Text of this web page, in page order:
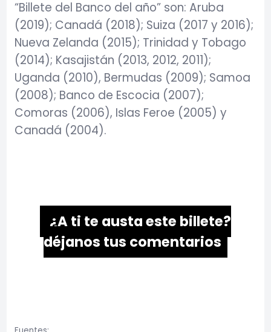
“Billete del Banco del año” son: Aruba
(2019); Canadá (2018); Suiza (2017 y 2016);
Nueva Zelanda (2015); Trinidad y Tobago
(2014); Kasajistán (2013, 2012, 2011);
Uganda (2010), Bermudas (2009); Samoa
(2008); Banco de Escocia (2007);
Comoras (2006), Islas Feroe (2005) y
Canadá (2004).
¿A ti te gusta este billete?
déjanos tus comentarios